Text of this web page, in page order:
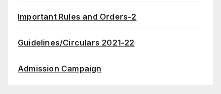
Important Rules and Orders-2
Guidelines/Circulars 2021-22
Admission Campaign